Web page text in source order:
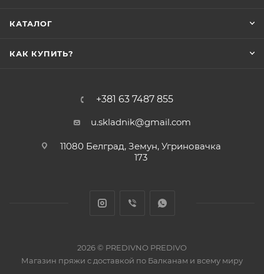
КАТАЛОГ
КАК КУПИТЬ?
+381 63 7487 855
u.skladnik@gmail.com
11080 Белград, Земун, Угриновачка
173
2026 © PREDIVNO PREDIVO
Магазин пряжи с доставкой по Балканам и всему миру